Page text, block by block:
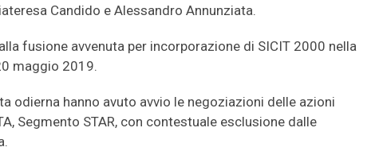
Candido e Alessandro Annunziata.
fusione avvenuta per incorporazione di SICIT 2000 nella
maggio 2019.
odierna hanno avuto avvio le negoziazioni delle azioni
Segmento STAR, con contestuale esclusione dalle